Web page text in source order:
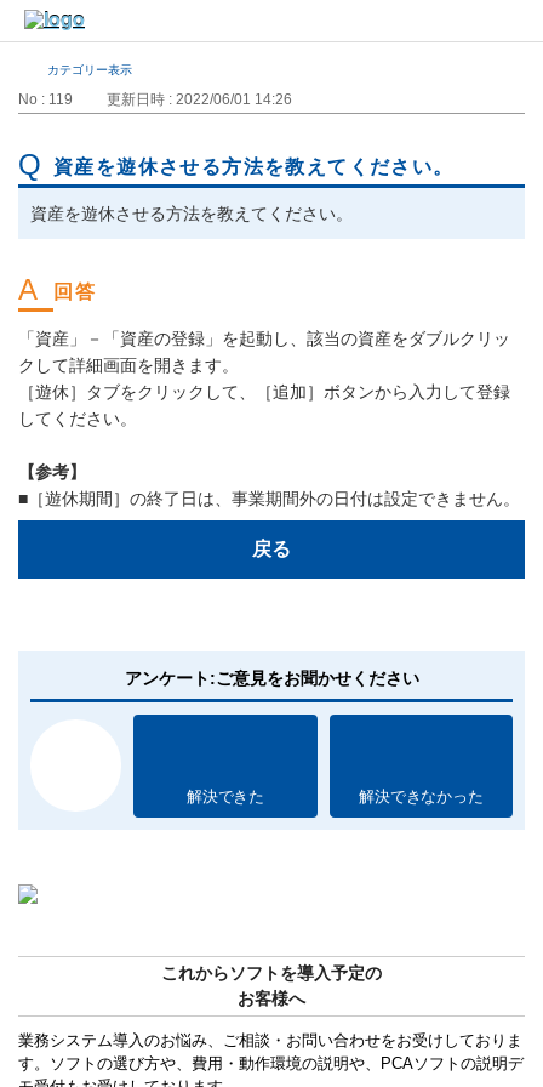
カテゴリー表示
No : 119 更新日時 : 2022/06/01 14:26
資産を遊休させる方法を教えてください。
資産を遊休させる方法を教えてください。
「資産」－「資産の登録」を起動し、該当の資産をダブルクリッ
クして詳細画面を開きます。
［遊休］タブをクリックして、［追加］ボタンから入力して登録
してください。
【参考】
■［遊休期間］の終了日は、事業期間外の日付は設定できません。
戻る
アンケート:ご意見をお聞かせください
解決できた 解決できなかった
これからソフトを導入予定の
お客様へ
業務システム導入のお悩み、ご相談・お問い合わせをお受けしておりま
す。ソフトの選び方や、費用・動作環境の説明や、PCAソフトの説明デ